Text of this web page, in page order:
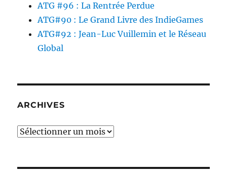
ATG #96 : La Rentrée Perdue
ATG#90 : Le Grand Livre des IndieGames
ATG#92 : Jean-Luc Vuillemin et le Réseau
Global
ARCHIVES
Archives